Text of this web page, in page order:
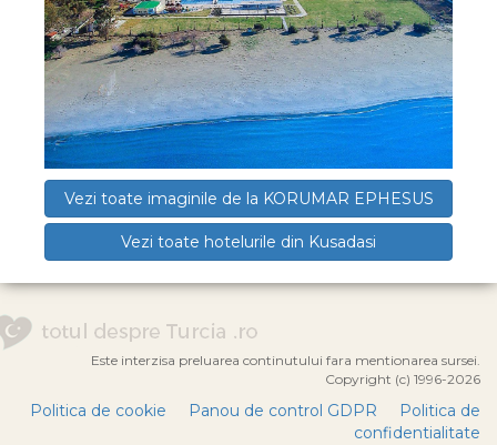
Vezi toate imaginile de la KORUMAR EPHESUS
Vezi toate hotelurile din Kusadasi
Este interzisa preluarea continutului fara mentionarea sursei.
Copyright (c) 1996-2026
Politica de cookie Panou de control GDPR
Politica de
confidentialitate